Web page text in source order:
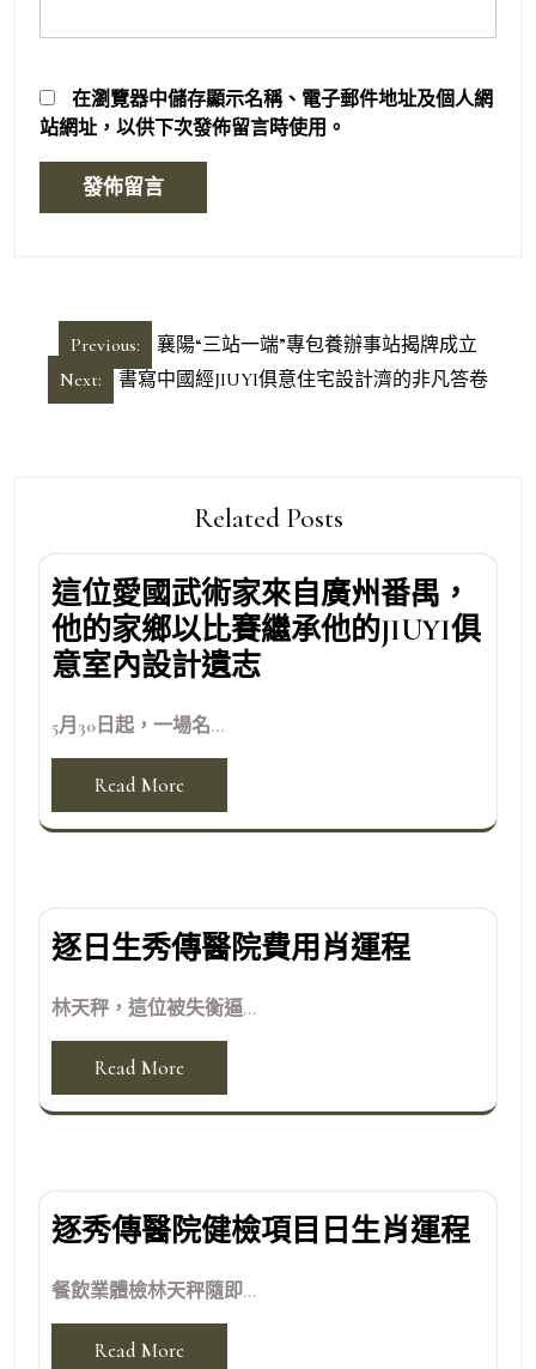
在瀏覽器中儲存顯示名稱、電子郵件地址及個人網
站網址，以供下次發佈留言時使用。
Previous:
襄陽“三站一端”專包養辦事站揭牌成立
Next:
書寫中國經JIUYI俱意住宅設計濟的非凡答卷
Related Posts
這位愛國武術家來自廣州番禺，
他的家鄉以比賽繼承他的JIUYI俱
意室內設計遺志
5月30日起，一場名...
Read More
逐日生秀傳醫院費用肖運程
林天秤，這位被失衡逼...
Read More
逐秀傳醫院健檢項目日生肖運程
餐飲業體檢林天秤隨即...
Read More